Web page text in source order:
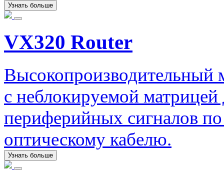
Узнать больше
VX320 Router
Высокопроизводительный
с неблокируемой
периферийных сигналов
оптическому кабелю.
Узнать больше